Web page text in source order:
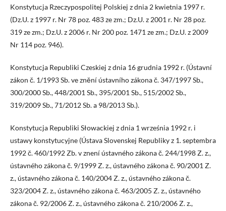
Konstytucja Rzeczypospolitej Polskiej z dnia 2 kwietnia 1997 r.
(Dz.U. z 1997 r. Nr 78 poz. 483 ze zm.; Dz.U. z 2001 r. Nr 28 poz.
319 ze zm.; Dz.U. z 2006 r. Nr 200 poz. 1471 ze zm.; Dz.U. z 2009
Nr 114 poz. 946).
Konstytucja Republiki Czeskiej z dnia 16 grudnia 1992 r. (Ústavní
zákon č. 1/1993 Sb. ve znění ústavního zákona č. 347/1997 Sb.,
300/2000 Sb., 448/2001 Sb., 395/2001 Sb., 515/2002 Sb.,
319/2009 Sb., 71/2012 Sb. a 98/2013 Sb.).
Konstytucja Republiki Słowackiej z dnia 1 września 1992 r. i
ustawy konstytucyjne (Ústava Slovenskej Republiky z 1. septembra
1992 č. 460/1992 Zb. v znení ústavného zákona č. 244/1998 Z. z.,
ústavného zákona č. 9/1999 Z. z., ústavného zákona č. 90/2001 Z.
z., ústavného zákona č. 140/2004 Z. z., ústavného zákona č.
323/2004 Z. z., ústavného zákona č. 463/2005 Z. z., ústavného
zákona č. 92/2006 Z. z., ústavného zákona č. 210/2006 Z. z.,